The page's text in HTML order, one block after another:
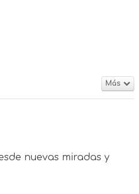
Más
nuevas miradas y